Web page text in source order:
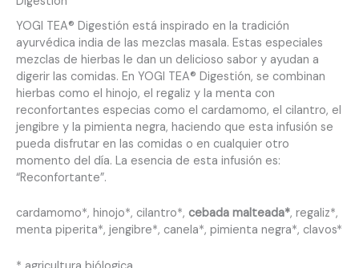
YOGI TEA® Digestión está inspirado en la tradición
ayurvédica india de las mezclas masala. Estas especiales
mezclas de hierbas le dan un delicioso sabor y ayudan a
digerir las comidas. En YOGI TEA® Digestión, se combinan
hierbas como el hinojo, el regaliz y la menta con
reconfortantes especias como el cardamomo, el cilantro, el
jengibre y la pimienta negra, haciendo que esta infusión se
pueda disfrutar en las comidas o en cualquier otro
momento del día. La esencia de esta infusión es:
“Reconfortante”.
cardamomo*, hinojo*, cilantro*, cebada malteada*, regaliz*,
menta piperita*, jengibre*, canela*, pimienta negra*, clavos*